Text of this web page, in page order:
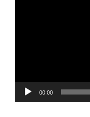
00:00